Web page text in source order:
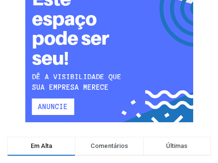
Em Alta Comentários Últimas